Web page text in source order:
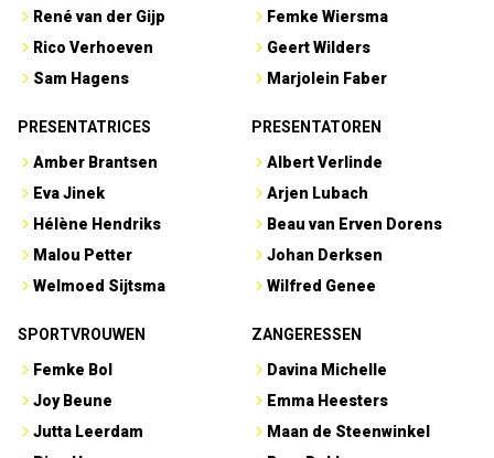
René van der Gijp
Rico Verhoeven
Sam Hagens
Femke Wiersma
Geert Wilders
Marjolein Faber
PRESENTATRICES
Amber Brantsen
Eva Jinek
Hélène Hendriks
Malou Petter
Welmoed Sijtsma
PRESENTATOREN
Albert Verlinde
Arjen Lubach
Beau van Erven Dorens
Johan Derksen
Wilfred Genee
SPORTVROUWEN
Femke Bol
Joy Beune
Jutta Leerdam
ZANGERESSEN
Davina Michelle
Emma Heesters
Maan de Steenwinkel